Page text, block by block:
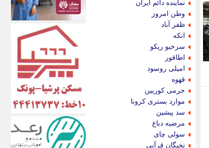
نماینده دائم ایران
وطن امروز
ظفر آباد
انکه
سرخیو ریکو
اطاقور
امیلی روسود
قهوه
جرمی کوربین
موارد بستری کرونا
سد پیشین
مرضیه دباغ
سولی چای
نخبگان قرآنی
اندیشه قرن
اندیشه معاصر
اندیشه ها
انرژی پرس
ای استخدام
ایتنا
ایراف
ایران آرت
ایران آنلاین
ایران زندگی
ایران فوری
ایرانی روز
ایرانیتال